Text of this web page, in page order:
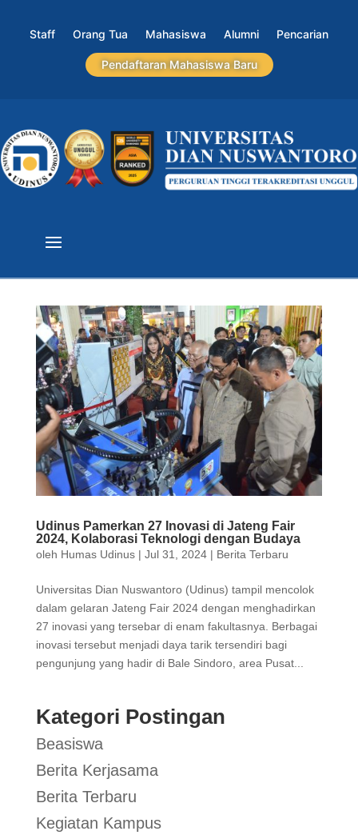
Staff Orang Tua Mahasiswa Alumni Pencarian
Pendaftaran Mahasiswa Baru
Udinus Pamerkan 27 Inovasi di Jateng Fair
2024, Kolaborasi Teknologi dengan Budaya
oleh Humas Udinus| Jul 31, 2024| Berita Terbaru
Universitas Dian Nuswantoro (Udinus) tampil mencolok
dalam gelaran Jateng Fair 2024 dengan menghadirkan
27 inovasi yang tersebar di enam fakultasnya. Berbagai
inovasi tersebut menjadi daya tarik tersendiri bagi
pengunjung yang hadir di Bale Sindoro, area Pusat...
Kategori Postingan
Beasiswa
Berita Kerjasama
Berita Terbaru
Kegiatan Kampus